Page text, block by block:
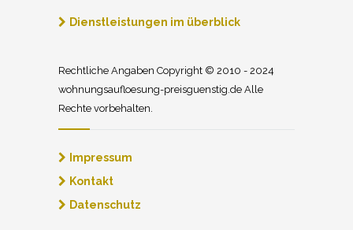
Dienstleistungen im überblick
Rechtliche Angaben Copyright © 2010 - 2024
wohnungsaufloesung-preisguenstig.de Alle
Rechte vorbehalten.
Impressum
Kontakt
Datenschutz